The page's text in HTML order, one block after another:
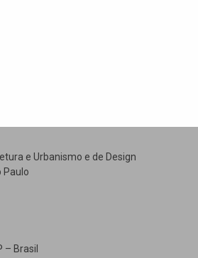
e Urbanismo e de Design
Paulo
– Brasil